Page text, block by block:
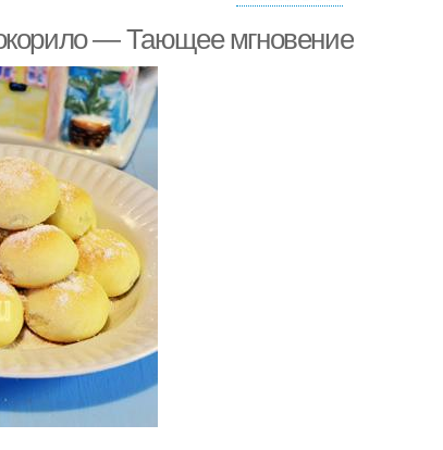
— Тающее мгновение